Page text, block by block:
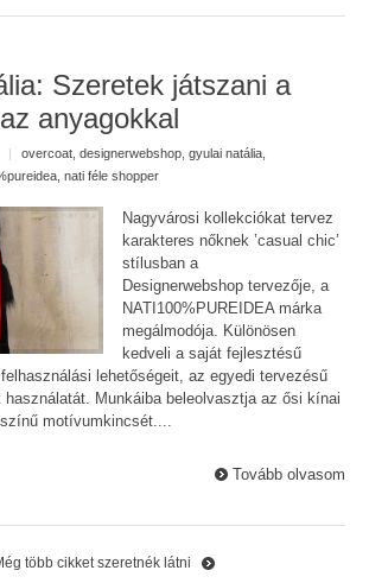
Szeretek játszani a
anyagokkal
| overcoat designerwebshop gyulai natália
nati féle shopper
Nagyvárosi kollekciókat tervez
karakteres nőknek ’casual chic’
stílusban a
Designerwebshop tervezője, a
NATI100%PUREIDEA márka
megálmodója. Különösen
kedveli a saját fejlesztésű
lehetőségeit, az egyedi tervezésű
Munkáiba beleolvasztja az ősi kínai
motívumkincsét....
Tovább olvasom
több cikket szeretnék látni